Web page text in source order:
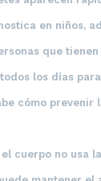
en niños,
que
los días
cómo prevenir
el cuerpo no usa